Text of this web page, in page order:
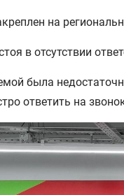
на
в отсутствии
была
ответить на